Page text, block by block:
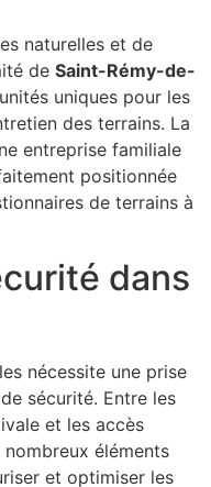
naturelles et de
de Saint-Rémy-de-
uniques pour les
des terrains. La
entreprise familiale
positionnée
de terrains à
dans
nécessite une prise
sécurité. Entre les
et les accès
éléments
et optimiser les